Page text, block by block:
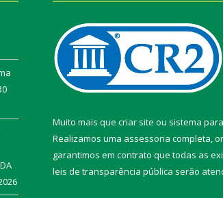
Muito mais que criar site ou sistema
Realizamos uma assessoria completa,
garantimos em contrato que todas as
leis de transparência pública serão